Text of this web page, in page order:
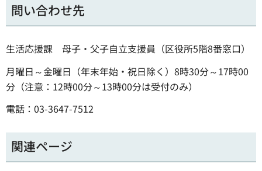
問い合わせ先
生活応援課 母子・父子自立支援員（区役所5階8番窓口）
月曜日～金曜日（年末年始・祝日除く）8時30分～17時00
分（注意：12時00分～13時00分は受付のみ）
電話：03-3647-7512
関連ページ